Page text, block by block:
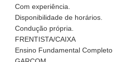
Com experiência.
Disponibilidade de horários.
Condução própria.
FRENTISTA/CAIXA
Ensino Fundamental Completo